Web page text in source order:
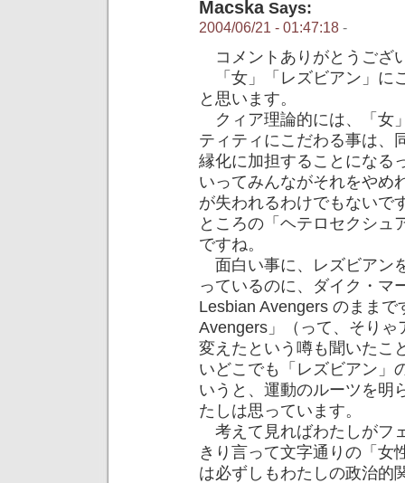
MacskaSays:
2004/06/21 - 01:47:18 -
コメントありがとうござ
「女」「レズビアン」に
と思います。
クィア理論的には、「女
ティティにこだわる事は、
縁化に加担することになる
いってみんながそれをやめ
が失われるわけでもないで
ところの「ヘテロセクシュ
ですね。
面白い事に、レズビアン
っているのに、ダイク・マ
Lesbian Avengers のまま
Avengers」（って、そり
変えたという噂も聞いたこ
いどこでも「レズビアン」
いうと、運動のルーツを明
たしは思っています。
考えて見ればわたしがフ
きり言って文字通りの「女
は必ずしもわたしの政治的